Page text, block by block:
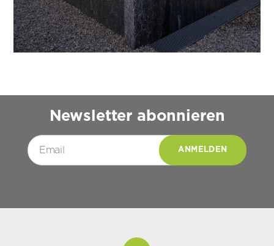
Newsletter abonnieren
Please leave this field empty.